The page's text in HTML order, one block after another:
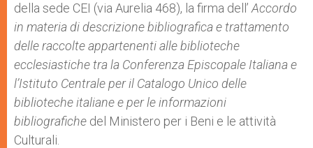
della sede CEI (via Aurelia 468), la firma dell’ Accordo
in materia di descrizione bibliografica e trattamento
delle raccolte appartenenti alle biblioteche
ecclesiastiche tra la Conferenza Episcopale Italiana e
l’Istituto Centrale per il Catalogo Unico delle
biblioteche italiane e per le informazioni
bibliografiche del Ministero per i Beni e le attività
Culturali.